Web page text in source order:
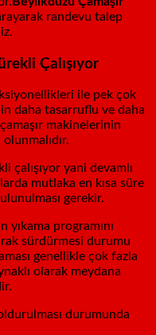
randevu talep
Çalışıyor
ile pek çok
daha tasarruflu ve daha
makinelerinin
çalışıyor yani devamlı
mutlaka en kısa süre
gerekir.
yıkama programını
sürdürmesi durumu
genellikle çok fazla
olarak meydana
durumunda